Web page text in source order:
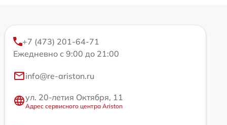
+7 (473) 201-64-71
Ежедневно с 9:00 до 21:00
info@re-ariston.ru
ул. 20-летия Октября, 11
Адрес сервисного центра Ariston